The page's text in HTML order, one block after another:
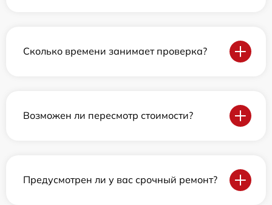
Сколько времени занимает проверка?
Возможен ли пересмотр стоимости?
Предусмотрен ли у вас срочный ремонт?